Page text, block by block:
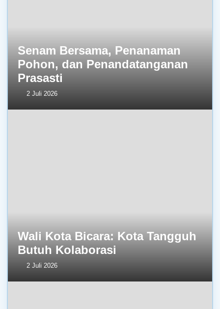
Senam Bersama, Penanaman
Pohon, dan Penandatanganan
Prasasti
2 Juli 2026
Wali Kota Bicara: Kota Tangguh
Butuh Kolaborasi
2 Juli 2026